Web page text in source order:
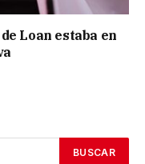
Loan estaba en